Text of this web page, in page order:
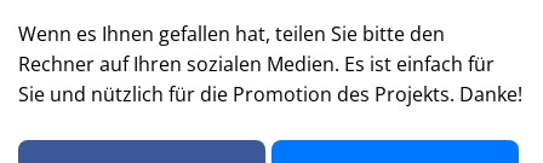
Wenn es Ihnen gefallen hat, teilen Sie bitte den
Rechner auf Ihren sozialen Medien. Es ist einfach für
Sie und nützlich für die Promotion des Projekts. Danke!